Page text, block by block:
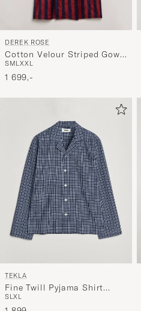
DEREK ROSE
Cotton Velour Striped Gown
Red/Blue
SMLXXL
1 699,-
TEKLA
Fine Twill Pyjama Shirt
Lanegan Checks
SLXL